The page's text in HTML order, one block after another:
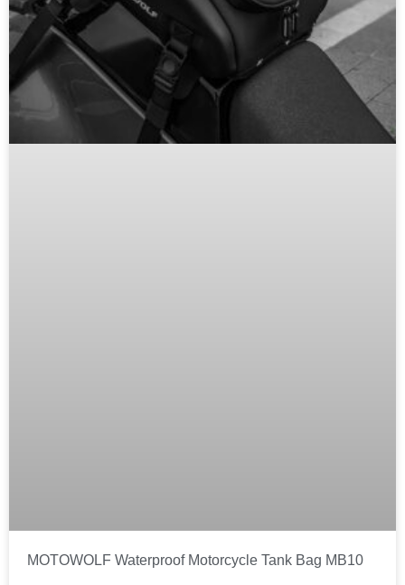
MOTOWOLF Waterproof Motorcycle Tank Bag MB10